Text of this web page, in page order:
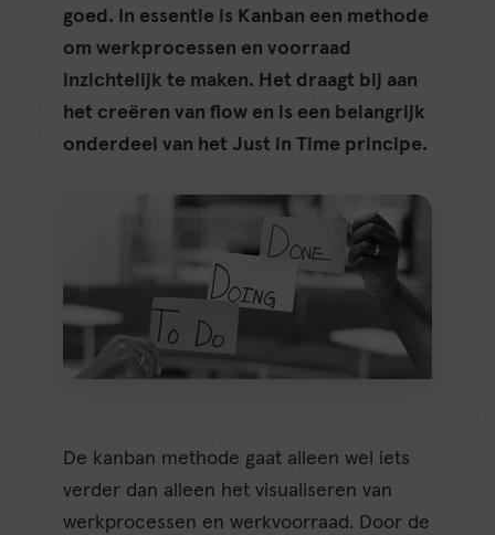
goed. In essentie is Kanban een methode
om werkprocessen en voorraad
inzichtelijk te maken. Het draagt bij aan
het creëren van flow en is een belangrijk
onderdeel van het Just in Time principe.
De kanban methode gaat alleen wel iets
verder dan alleen het visualiseren van
werkprocessen en werkvoorraad. Door de